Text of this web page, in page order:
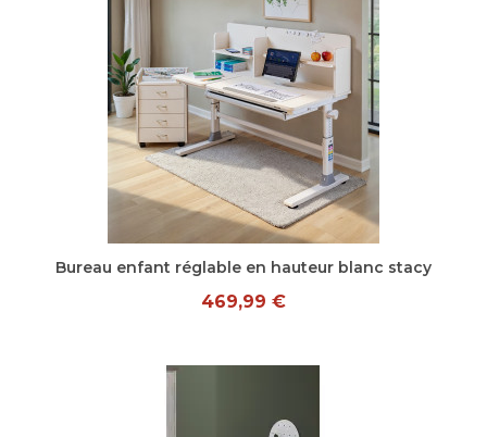
Aperçu rapide
Bureau enfant réglable en hauteur blanc stacy
469,99 €